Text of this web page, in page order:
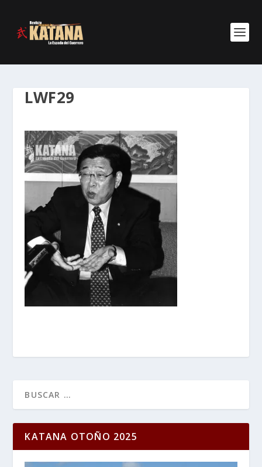
LWF29
KATANA OTOÑO 2025